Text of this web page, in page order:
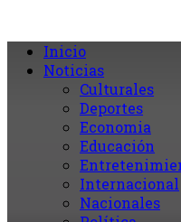
Inicio
Noticias
Culturales
Deportes
Economia
Educación
Internacional
Nacionales